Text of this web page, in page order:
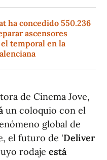
ha concedido 550.236
ascensores
temporal en la
de Cinema Jove,
un coloquio con el
global de
el futuro de 'Deliver
rodaje está